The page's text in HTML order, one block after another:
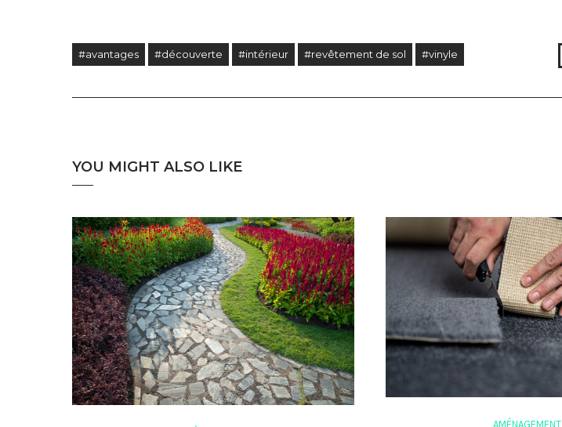
#avantages #découverte #intérieur #revêtement de sol #vinyle
YOU MIGHT ALSO LIKE
AMÉNAGEMENT